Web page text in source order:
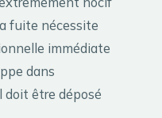
fuite nécessite
immédiate
dans
doit être déposé